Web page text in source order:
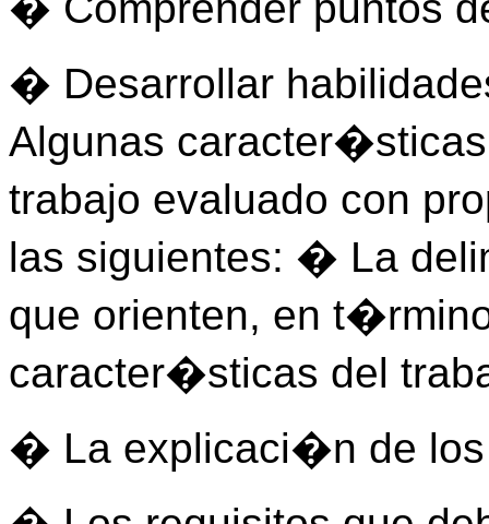
� Desarrollar
Algunas
trabajo evaluado con
las siguientes: � La
que orienten, en
caracter�sticas del
� La explicaci�n de